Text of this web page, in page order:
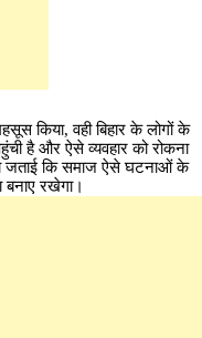
किया, वही बिहार के लोगों के
है और ऐसे व्यवहार को रोकना
जताई कि समाज ऐसे घटनाओं के
रखेगा।